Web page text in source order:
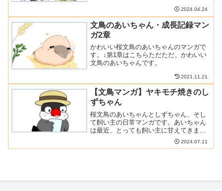
2024.04.24
文鳥のあいちゃん・成長記録マン
ガ2章
かわいい桜文鳥のあいちゃんのマンガで
す。↓第1章はこちらただただ、かわいい
文鳥のあいちゃんです。
2021.11.21
【文鳥マンガ】ヤキモチ焼きのし
ずちゃん
桜文鳥のあいちゃんとしずちゃん、そし
て飼い主の日常マンガです。あいちゃん
は最近、とっても飼い主に甘えてきま
す。飼い主も嬉しくて幸せなのですが、
しずちゃんにとっては面白くないようで
2024.07.11